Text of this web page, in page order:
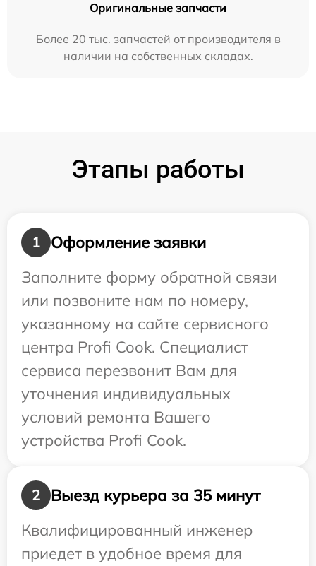
Оригинальные запчасти
Более 20 тыс. запчастей от производителя в
наличии на собственных складах.
Этапы работы
1
Оформление заявки
Заполните форму обратной связи
или позвоните нам по номеру,
указанному на сайте сервисного
центра Profi Cook. Специалист
сервиса перезвонит Вам для
уточнения индивидуальных
условий ремонта Вашего
устройства Profi Cook.
2
Выезд курьера за 35 минут
Квалифицированный инженер
приедет в удобное время для